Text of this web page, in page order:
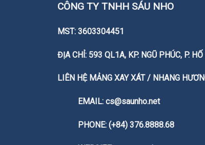
CÔNG TY TNHH SÁU NHO
MST: 3603304451
ĐỊA CHỈ: 593 QL1A, KP. NGŨ PHÚC, P.
LIÊN HỆ MẢNG XAY XÁT / NHANG
EMAIL: cs@saunho.net
PHONE: (+84) 376.8888.68